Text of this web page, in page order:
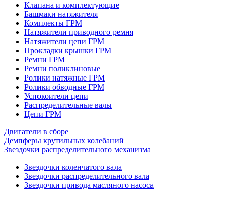
Клапана и комплектующие
Башмаки натяжителя
Комплекты ГРМ
Натяжители приводного ремня
Натяжители цепи ГРМ
Прокладки крышки ГРМ
Ремни ГРМ
Ремни поликлиновые
Ролики натяжные ГРМ
Ролики обводные ГРМ
Успокоители цепи
Распределительные валы
Цепи ГРМ
Двигатели в сборе
Демпферы крутильных колебаний
Звездочки распределительного механизма
Звездочки коленчатого вала
Звездочки распределительного вала
Звездочки привода масляного насоса